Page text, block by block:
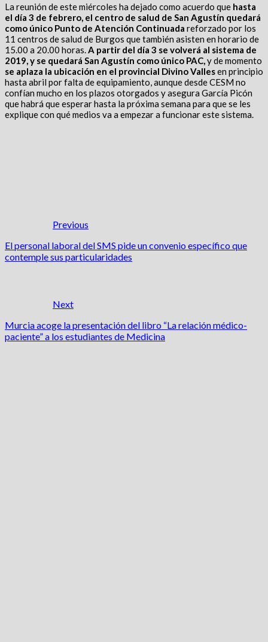
La reunión de este miércoles ha dejado como acuerdo que hasta
el día 3 de febrero, el centro de salud de San Agustín quedará
como único Punto de Atención Continuada reforzado por los
11 centros de salud de Burgos que también asisten en horario de
15.00 a 20.00 horas.A partir del día 3 se volverá al sistema de
2019, y se quedará San Agustín como único PAC,y de momento
se aplaza la ubicación en el provincial Divino Vallesen principio
hasta abril por falta de equipamiento, aunque desde CESM no
confían mucho en los plazos otorgados y asegura García Picón
que habrá que esperar hasta la próxima semana para que se les
explique con qué medios va a empezar a funcionar este sistema.
Previous
El personal laboral del SMS pide un convenio específico que
contemple sus particularidades
Next
Murcia acoge la presentación del libro “La relación médico-
paciente” a los estudiantes de Medicina